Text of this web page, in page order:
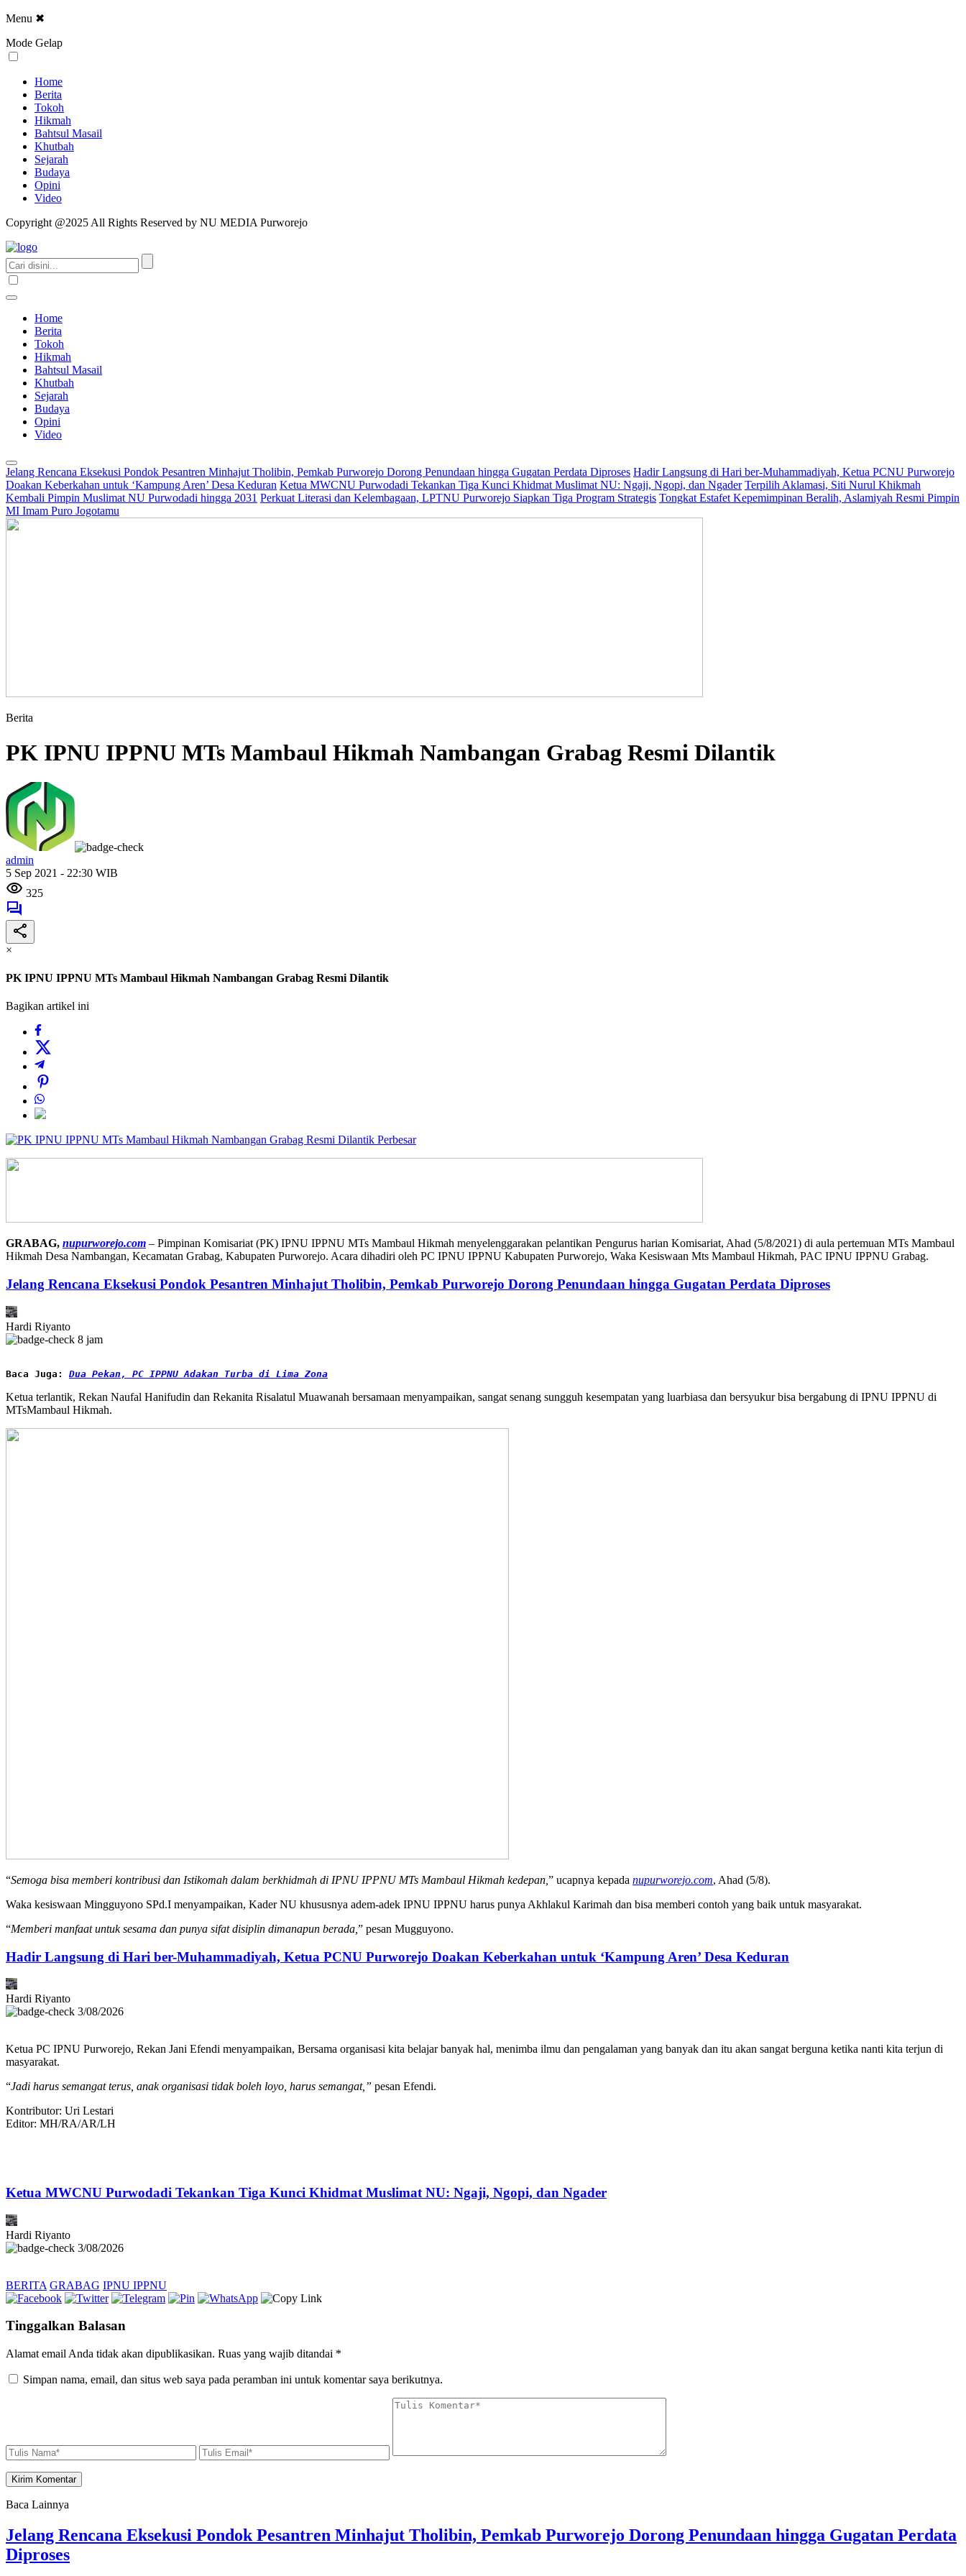
Menu ✖
Mode Gelap
Home
Berita
Tokoh
Hikmah
Bahtsul Masail
Khutbah
Sejarah
Budaya
Opini
Video
Copyright @2025 All Rights Reserved by NU MEDIA Purworejo
Home
Berita
Tokoh
Hikmah
Bahtsul Masail
Khutbah
Sejarah
Budaya
Opini
Video
Jelang Rencana Eksekusi Pondok Pesantren Minhajut Tholibin, Pemkab Purworejo Dorong Penundaan hingga Gugatan Perdata Diproses Hadir Langsung di Hari ber-Muhammadiyah, Ketua PCNU Purworejo
Doakan Keberkahan untuk ‘Kampung Aren’ Desa Keduran Ketua MWCNU Purwodadi Tekankan Tiga Kunci Khidmat Muslimat NU: Ngaji, Ngopi, dan Ngader Terpilih Aklamasi, Siti Nurul Khikmah
Kembali Pimpin Muslimat NU Purwodadi hingga 2031 Perkuat Literasi dan Kelembagaan, LPTNU Purworejo Siapkan Tiga Program Strategis Tongkat Estafet Kepemimpinan Beralih, Aslamiyah Resmi Pimpin
MI Imam Puro Jogotamu
Berita
PK IPNU IPPNU MTs Mambaul Hikmah Nambangan Grabag Resmi Dilantik
admin
5 Sep 2021 - 22:30 WIB
325
×
PK IPNU IPPNU MTs Mambaul Hikmah Nambangan Grabag Resmi Dilantik
Bagikan artikel ini
Perbesar
GRABAG, nupurworejo.com – Pimpinan Komisariat (PK) IPNU IPPNU MTs Mambaul Hikmah menyelenggarakan pelantikan Pengurus harian Komisariat, Ahad (5/8/2021) di aula pertemuan MTs Mambaul
Hikmah Desa Nambangan, Kecamatan Grabag, Kabupaten Purworejo. Acara dihadiri oleh PC IPNU IPPNU Kabupaten Purworejo, Waka Kesiswaan Mts Mambaul Hikmah, PAC IPNU IPPNU Grabag.
Jelang Rencana Eksekusi Pondok Pesantren Minhajut Tholibin, Pemkab Purworejo Dorong Penundaan hingga Gugatan Perdata Diproses
Hardi Riyanto
8 jam
Baca Juga: Dua Pekan, PC IPPNU Adakan Turba di Lima Zona
Ketua terlantik, Rekan Naufal Hanifudin dan Rekanita Risalatul Muawanah bersamaan menyampaikan, sangat senang sungguh kesempatan yang luarbiasa dan bersyukur bisa bergabung di IPNU IPPNU di
MTsMambaul Hikmah.
“Semoga bisa memberi kontribusi dan Istikomah dalam berkhidmah di IPNU IPPNU MTs Mambaul Hikmah kedepan, ” ucapnya kepada nupurworejo.com, Ahad (5/8).
Waka kesiswaan Mingguyono SPd.I menyampaikan, Kader NU khususnya adem-adek IPNU IPPNU harus punya Akhlakul Karimah dan bisa memberi contoh yang baik untuk masyarakat.
“Memberi manfaat untuk sesama dan punya sifat disiplin dimanapun berada, ” pesan Mugguyono.
Hadir Langsung di Hari ber-Muhammadiyah, Ketua PCNU Purworejo Doakan Keberkahan untuk ‘Kampung Aren’ Desa Keduran
Hardi Riyanto
3/08/2026
Ketua PC IPNU Purworejo, Rekan Jani Efendi menyampaikan, Bersama organisasi kita belajar banyak hal, menimba ilmu dan pengalaman yang banyak dan itu akan sangat berguna ketika nanti kita terjun di
masyarakat.
“Jadi harus semangat terus, anak organisasi tidak boleh loyo, harus semangat,” pesan Efendi.
Kontributor: Uri Lestari
Editor: MH/RA/AR/LH
Ketua MWCNU Purwodadi Tekankan Tiga Kunci Khidmat Muslimat NU: Ngaji, Ngopi, dan Ngader
Hardi Riyanto
3/08/2026
BERITA GRABAG IPNU IPPNU
Tinggalkan Balasan
Alamat email Anda tidak akan dipublikasikan. Ruas yang wajib ditandai *
Simpan nama, email, dan situs web saya pada peramban ini untuk komentar saya berikutnya.
Baca Lainnya
Jelang Rencana Eksekusi Pondok Pesantren Minhajut Tholibin, Pemkab Purworejo Dorong Penundaan hingga Gugatan Perdata
Diproses